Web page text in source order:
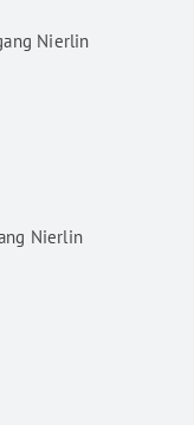
Nierlin
Nierlin